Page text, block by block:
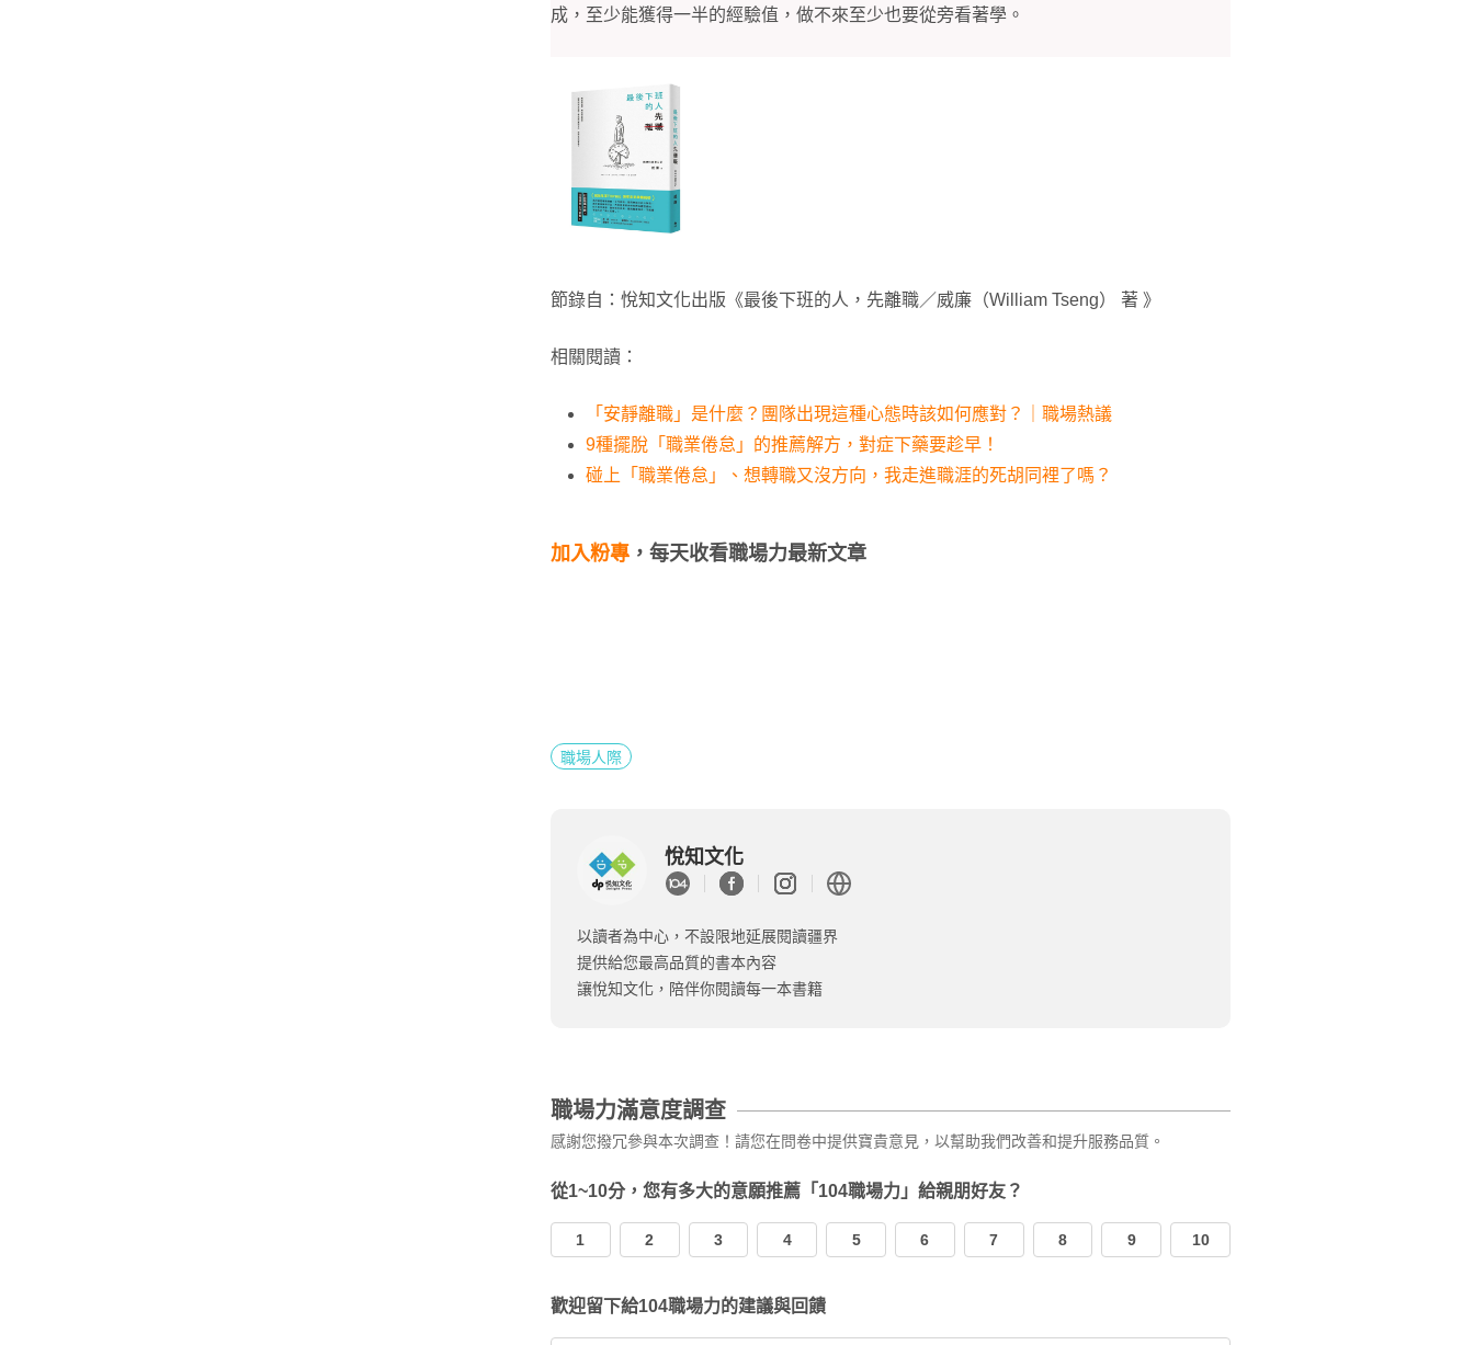
成，至少能獲得一半的經驗值，做不來至少也要從旁看著學。
節錄自：悅知文化出版《最後下班的人，先離職／威廉（William Tseng） 著 》
相關閱讀：
「安靜離職」是什麼？團隊出現這種心態時該如何應對？｜職場熱議
9種擺脫「職業倦怠」的推薦解方，對症下藥要趁早！
碰上「職業倦怠」、想轉職又沒方向，我走進職涯的死胡同裡了嗎？
加入粉專 ，每天收看職場力最新文章
職場人際
悅知文化
以讀者為中心，不設限地延展閱讀疆界
提供給您最高品質的書本內容
讓悅知文化，陪伴你閱讀每一本書籍
職場力滿意度調查
感謝您撥冗參與本次調查！請您在問卷中提供寶貴意見，以幫助我們改善和提升服務品質。
從1~10分，您有多大的意願推薦「104職場力」給親朋好友？
1 2 3 4 5 6 7 8 9 10
歡迎留下給104職場力的建議與回饋